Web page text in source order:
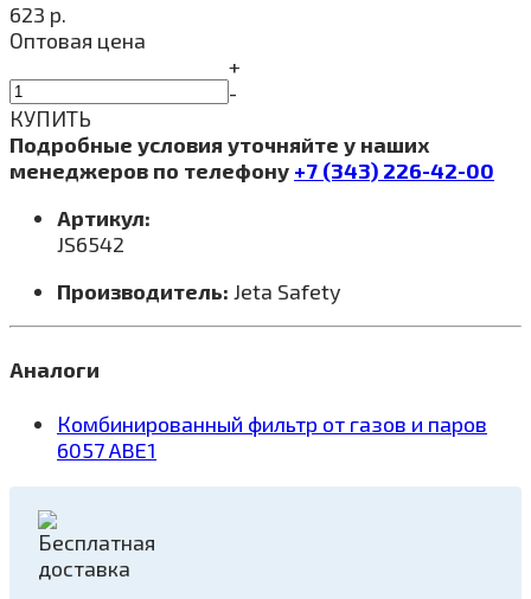
623 р.
Оптовая цена
+
-
КУПИТЬ
Подробные условия уточняйте у наших
менеджеров по телефону +7 (343) 226-42-00
Артикул:
JS6542
Производитель: Jeta Safety
Аналоги
Комбинированный фильтр от газов и паров
6057 ABE1